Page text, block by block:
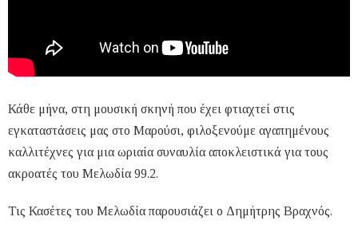
Κάθε μήνα, στη μουσική σκηνή που έχει φτιαχτεί στις
εγκαταστάσεις μας στο Μαρούσι, φιλοξενούμε αγαπημένους
καλλιτέχνες για μια ωριαία συναυλία αποκλειστικά για τους
ακροατές του Μελωδία 99.2.
Τις Κασέτες του Μελωδία παρουσιάζει ο Δημήτρης Βραχνός.